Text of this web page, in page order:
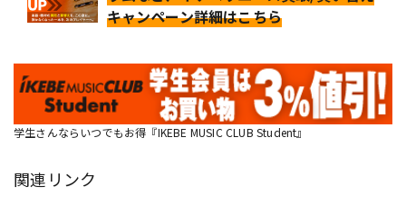
キャンペーン詳細はこちら
学生さんならいつでもお得『IKEBE MUSIC CLUB Student』
関連リンク